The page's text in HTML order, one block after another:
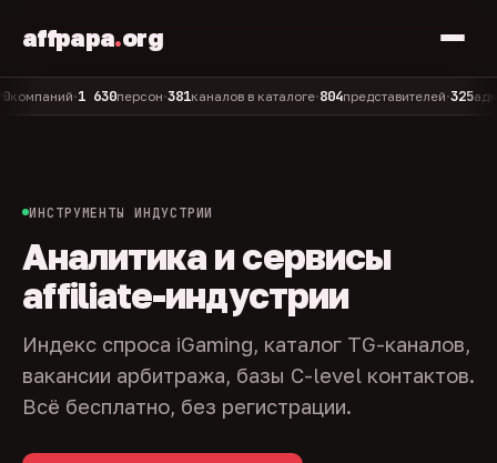
affpapa.org
•1 630персон•381каналов в каталоге•804представителей•325админов
ИНСТРУМЕНТЫ ИНДУСТРИИ
Аналитика и сервисы
affiliate-индустрии
Индекс спроса iGaming, каталог TG-каналов,
вакансии арбитража, базы C-level контактов.
Всё бесплатно, без регистрации.